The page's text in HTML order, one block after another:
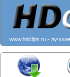
www.hdclips.ru -